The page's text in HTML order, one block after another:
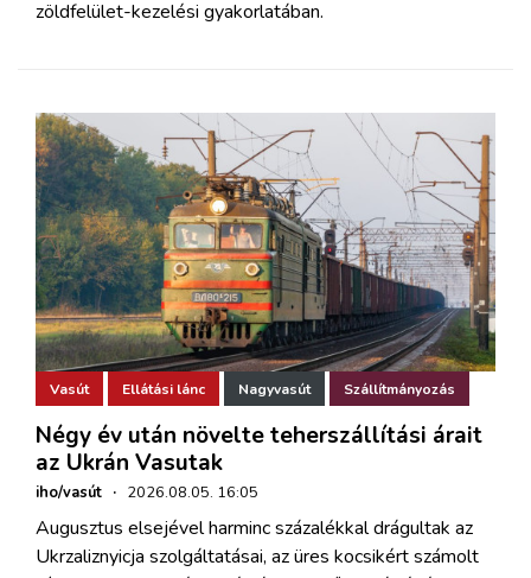
zöldfelület-kezelési gyakorlatában.
Vasút Ellátási lánc Nagyvasút Szállítmányozás
Négy év után növelte teherszállítási árait
az Ukrán Vasutak
iho/vasút · 2026.08.05. 16:05
Augusztus elsejével harminc százalékkal drágultak az
Ukrzaliznyicja szolgáltatásai, az üres kocsikért számolt